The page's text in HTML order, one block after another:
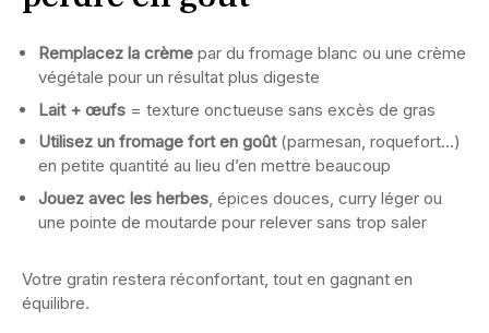
Remplacez la crème par du fromage blanc ou une crème
végétale pour un résultat plus digeste
Lait + œufs = texture onctueuse sans excès de gras
Utilisez un fromage fort en goût(parmesan, roquefort…)
en petite quantité au lieu d’en mettre beaucoup
Jouez avec les herbes , épices douces, curry léger ou
une pointe de moutarde pour relever sans trop saler
Votre gratin restera réconfortant, tout en gagnant en
équilibre.